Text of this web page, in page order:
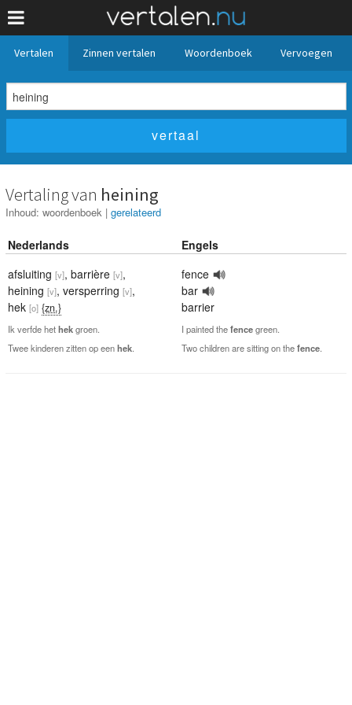
Vertalen Zinnen vertalen Woordenboek Vervoegen
Vertaling van heining
Inhoud: woordenboek | gerelateerd
Nederlands
Engels
afsluiting [v], barrière [v],
heining [v], versperring [v],
hek [o] {zn.}
fence
bar
barrier
Ik verfde hethekgroen. I painted thefencegreen.
Twee kinderen zitten op eenhek Two children are sitting on thefence